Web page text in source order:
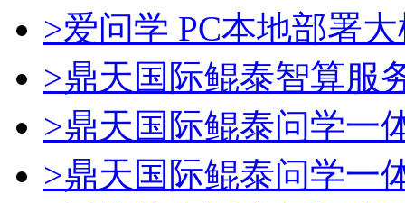
>爱问学 PC本地部署
>鼎天国际鲲泰智算服
>鼎天国际鲲泰问学一
>鼎天国际鲲泰问学一